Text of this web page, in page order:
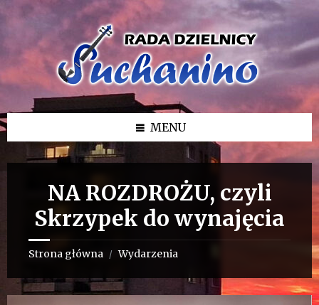
Przejdź
Przejdź
bocznego
Przejdź
MENU
NA ROZDROŻU, czyli
Skrzypek do wynajęcia
Strona główna / Wydarzenia